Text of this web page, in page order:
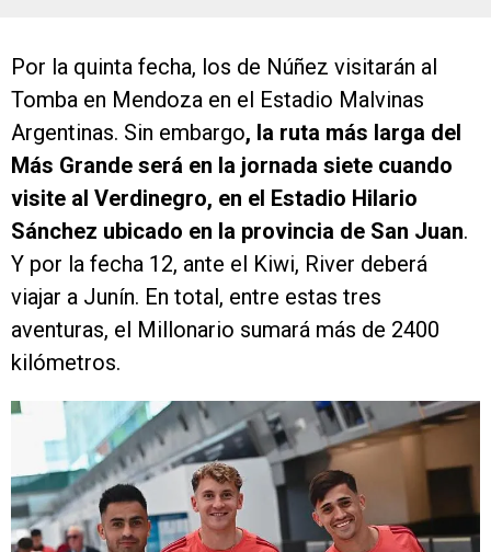
Por la quinta fecha, los de Núñez visitarán al
Tomba en Mendoza en el Estadio Malvinas
Argentinas. Sin embargo, la ruta más larga del
Más Grande será en la jornada siete cuando
visite al Verdinegro, en el Estadio Hilario
Sánchez ubicado en la provincia de San Juan.
Y por la fecha 12, ante el Kiwi, River deberá
viajar a Junín. En total, entre estas tres
aventuras, el Millonario sumará más de 2400
kilómetros.